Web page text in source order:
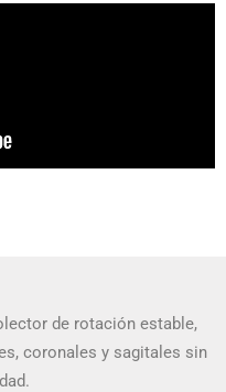
de rotación estable,
coronales y sagitales sin